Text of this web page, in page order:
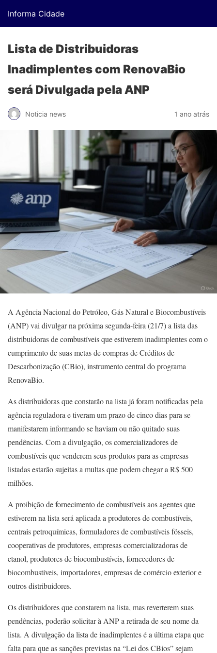
Informa Cidade
Lista de Distribuidoras
Inadimplentes com RenovaBio
será Divulgada pela ANP
Noticia news 1 ano atrás
A Agência Nacional do Petróleo, Gás Natural e Biocombustíveis
(ANP) vai divulgar na próxima segunda-feira (21/7) a lista das
distribuidoras de combustíveis que estiverem inadimplentes com o
cumprimento de suas metas de compras de Créditos de
Descarbonização (CBio), instrumento central do programa
RenovaBio.
As distribuidoras que constarão na lista já foram notificadas pela
agência reguladora e tiveram um prazo de cinco dias para se
manifestarem informando se haviam ou não quitado suas
pendências. Com a divulgação, os comercializadores de
combustíveis que venderem seus produtos para as empresas
listadas estarão sujeitas a multas que podem chegar a R$ 500
milhões.
A proibição de fornecimento de combustíveis aos agentes que
estiverem na lista será aplicada a produtores de combustíveis,
centrais petroquímicas, formuladores de combustíveis fósseis,
cooperativas de produtores, empresas comercializadoras de
etanol, produtores de biocombustíveis, fornecedores de
biocombustíveis, importadores, empresas de comércio exterior e
outros distribuidores.
Os distribuidores que constarem na lista, mas reverterem suas
pendências, poderão solicitar à ANP a retirada de seu nome da
lista. A divulgação da lista de inadimplentes é a última etapa que
falta para que as sanções previstas na “Lei dos CBios” sejam